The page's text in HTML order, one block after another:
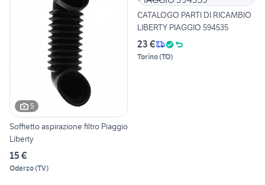
5
Soffietto aspirazione filtro Piaggio
Liberty
15 €
Oderzo(TV)
CATALOGO PARTI DI RICAMBIO
LIBERTY PIAGGIO 594535
23 €
Torino(TO)